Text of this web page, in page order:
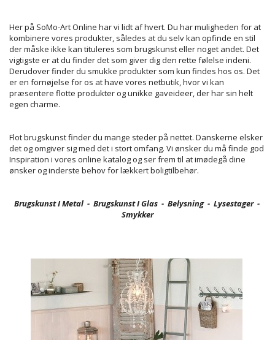
Her på SoMo-Art Online har vi lidt af hvert. Du har muligheden for at
kombinere vores produkter, således at du selv kan opfinde en stil
der måske ikke kan tituleres som brugskunst eller noget andet. Det
vigtigste er at du finder det som giver dig den rette følelse indeni.
Derudover finder du smukke produkter som kun findes hos os. Det
er en fornøjelse for os at have vores netbutik, hvor vi kan
præsentere flotte produkter og unikke gaveideer, der har sin helt
egen charme.
Flot brugskunst finder du mange steder på nettet. Danskerne elsker
det og omgiver sig med det i stort omfang. Vi ønsker du må finde god
Inspiration i vores online katalog og ser frem til at imødegå dine
ønsker og inderste behov for lækkert boligtilbehør.
Brugskunst I Metal- Brugskunst I Glas- Belysning- Lysestager-
Smykker